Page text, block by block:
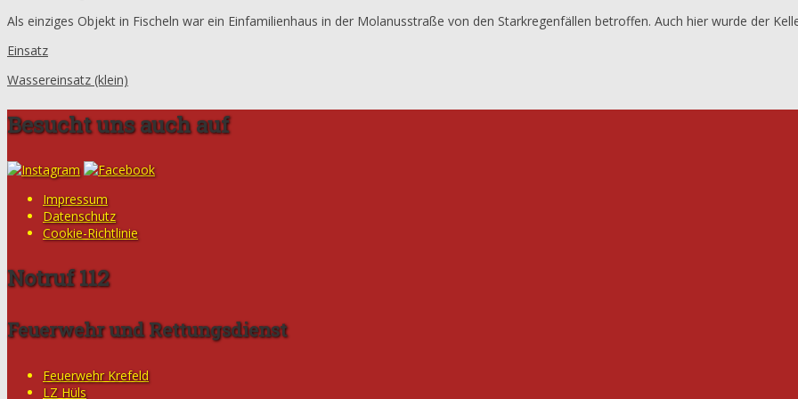
Als einziges Objekt in Fischeln war ein Einfamilienhaus in der Molanusstraße von den Starkregenfällen betroffen. Auch hier wurde der
Einsatz
Wassereinsatz (klein)
Besucht uns auch auf
Impressum
Datenschutz
Cookie-Richtlinie
Notruf 112
Feuerwehr und Rettungsdienst
Feuerwehr Krefeld
LZ Hüls